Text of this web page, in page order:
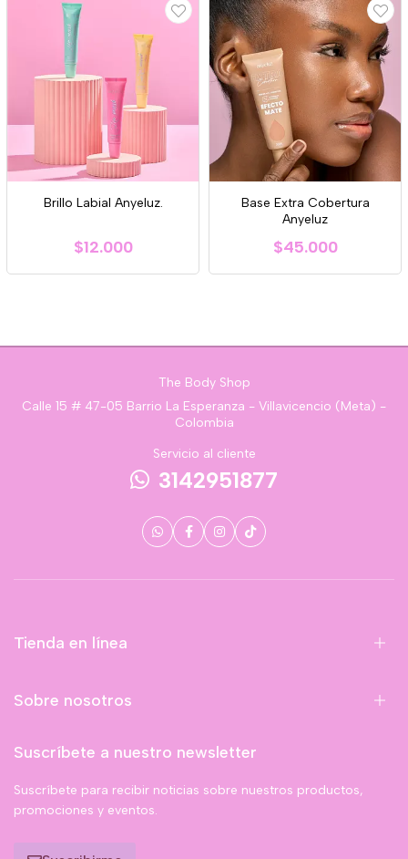
Brillo Labial Anyeluz.
$12.000
Base Extra Cobertura
Anyeluz
$45.000
The Body Shop
Calle 15 # 47-05 Barrio La Esperanza - Villavicencio (Meta) -
Colombia
Servicio al cliente
3142951877
Tienda en línea
Sobre nosotros
Suscríbete a nuestro newsletter
Suscríbete para recibir noticias sobre nuestros productos,
promociones y eventos.